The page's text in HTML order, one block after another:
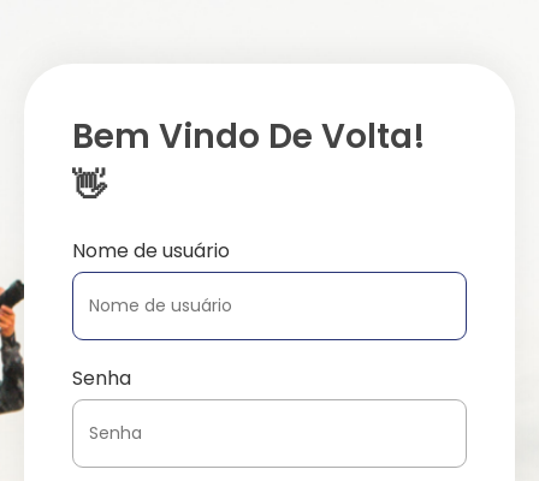
Bem Vindo De Volta!
👋
Nome de usuário
Senha